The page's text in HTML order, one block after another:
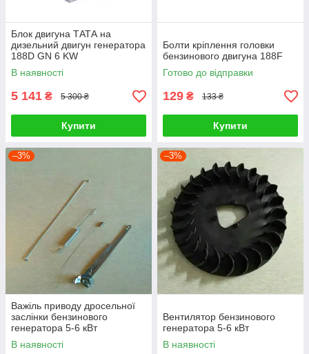
Блок двигуна ТАТА на
дизельний двигун генератора
188D GN 6 KW
В наявності
5 141 ₴ 5 300 ₴
Купити
Болти кріплення головки
бензинового двигуна 188F
Готово до відправки
129 ₴ 133 ₴
Купити
–3%
Важіль приводу дросельної
заслінки бензинового
генератора 5-6 кВт
В наявності
–3%
Вентилятор бензинового
генератора 5-6 кВт
В наявності